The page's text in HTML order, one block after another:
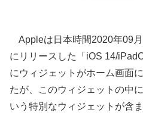
Appleは日本時間2020年09
にリリースした「iOS 14/
にウィジェットがホーム画面
たが、このウィジェットの中
いう特別なウィジェットが含